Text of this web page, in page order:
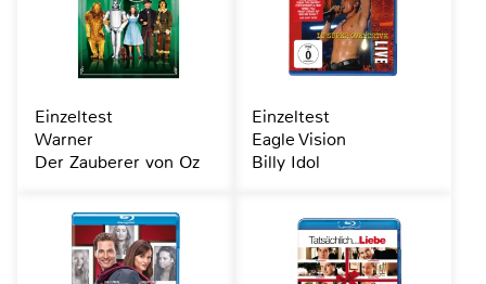
Einzeltest
Warner
Der Zauberer von Oz
Einzeltest
Eagle Vision
Billy Idol